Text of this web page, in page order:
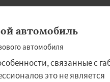
автомобиль
связанные с
это не является